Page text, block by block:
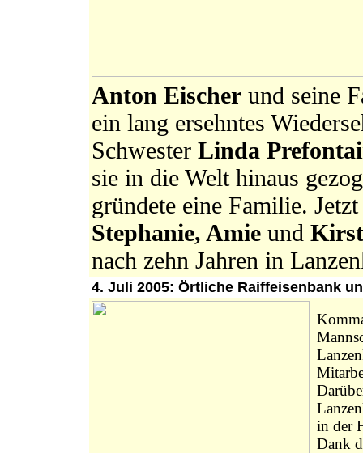
Anton Eischer und seine
ein lang ersehntes
Schwester Linda
sie in die Welt hinaus
gründete eine Familie.
Stephanie, Amie und
nach zehn Jahren in
4. Juli 2005: Örtliche Raiffeisenbank
in der
Dank